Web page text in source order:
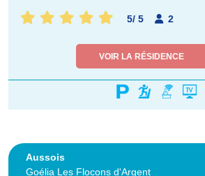
5/ 5 2
VOIR LA RÉSIDENCE
Aussois
Goélia Les Flocons d'Argent